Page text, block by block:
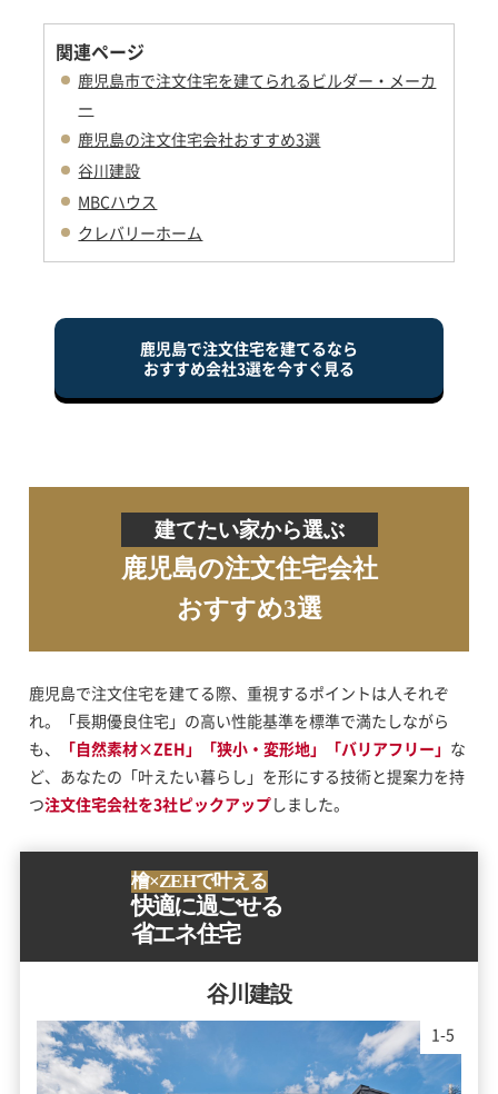
関連ページ
鹿児島市で注文住宅を建てられるビルダー・メーカ
ー
鹿児島の注文住宅会社おすすめ3選
谷川建設
MBCハウス
クレバリーホーム
鹿児島で注文住宅を建てるなら
おすすめ会社3選を今すぐ見る
建てたい家から選ぶ
鹿児島の注文住宅会社
おすすめ3選
鹿児島で注文住宅を建てる際、重視するポイントは人それぞ
れ。「長期優良住宅」の高い性能基準を標準で満たしながら
も、
「自然素材×ZEH」「狭小・変形地」「バリアフリー」 な
ど、あなたの「叶えたい暮らし」を形にする技術と提案力を持
つ注文住宅会社を3社ピックアップしました。
檜×ZEHで叶える
快適に過ごせる
省エネ住宅
谷川建設
1-5